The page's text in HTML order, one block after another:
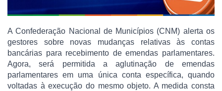
A Confederação Nacional de Municípios (CNM) alerta os
gestores sobre novas mudanças relativas às contas
bancárias para recebimento de emendas parlamentares.
Agora, será permitida a aglutinação de emendas
parlamentares em uma única conta específica, quando
voltadas à execução do mesmo objeto. A medida consta